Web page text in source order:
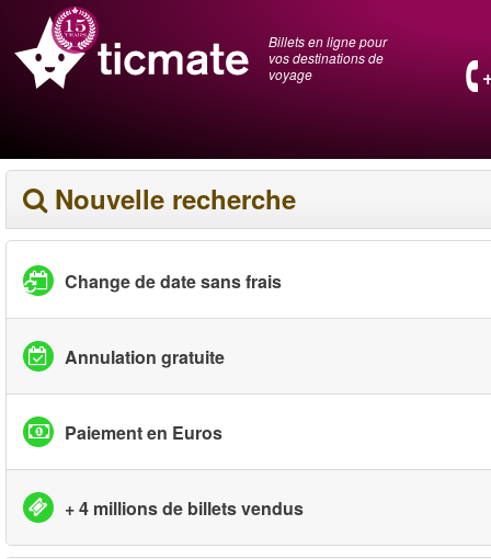
Billets en ligne pour
vos destinations de
voyage
Nouvelle recherche
Change de date sans frais
Annulation gratuite
Paiement en Euros
+ 4 millions de billets vendus